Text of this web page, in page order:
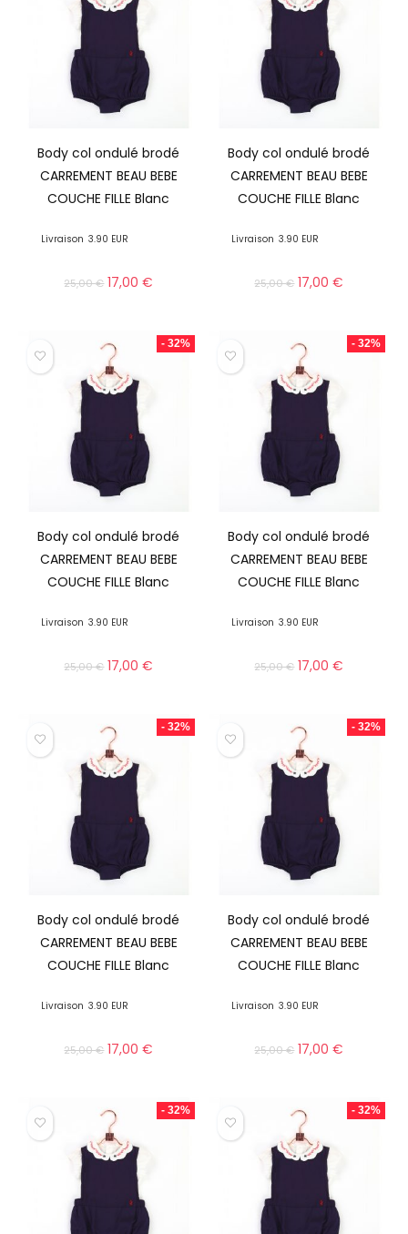
Body col ondulé brodé
CARREMENT BEAU BEBE
COUCHE FILLE Blanc
Livraison 3.90 EUR
25,00€ 17,00€
Body col ondulé brodé
CARREMENT BEAU BEBE
COUCHE FILLE Blanc
Livraison 3.90 EUR
25,00€ 17,00€
- 32%
Body col ondulé brodé
CARREMENT BEAU BEBE
COUCHE FILLE Blanc
Livraison 3.90 EUR
25,00€ 17,00€
- 32%
Body col ondulé brodé
CARREMENT BEAU BEBE
COUCHE FILLE Blanc
Livraison 3.90 EUR
25,00€ 17,00€
- 32%
Body col ondulé brodé
CARREMENT BEAU BEBE
COUCHE FILLE Blanc
Livraison 3.90 EUR
25,00€ 17,00€
- 32%
Body col ondulé brodé
CARREMENT BEAU BEBE
COUCHE FILLE Blanc
Livraison 3.90 EUR
25,00€ 17,00€
- 32% - 32%